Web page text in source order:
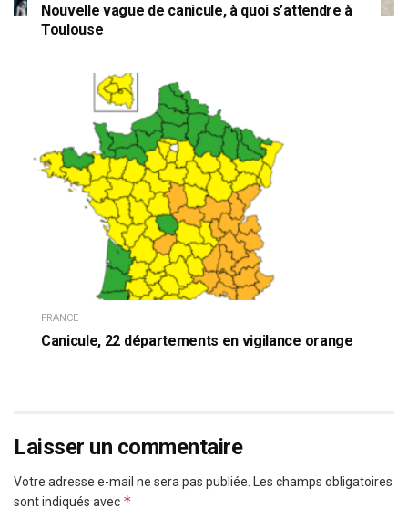
Nouvelle vague de canicule, à quoi s’attendre à
Toulouse
FRANCE
Canicule, 22 départements en vigilance orange
Laisser un commentaire
Votre adresse e-mail ne sera pas publiée. Les champs obligatoires
sont indiqués avec *